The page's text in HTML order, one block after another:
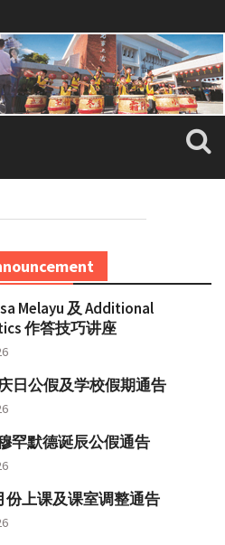
Melayu 及 Additional
作答技巧讲座
日公假及学校假期通告
罕默德诞辰公假通告
份上课及课室调整通告